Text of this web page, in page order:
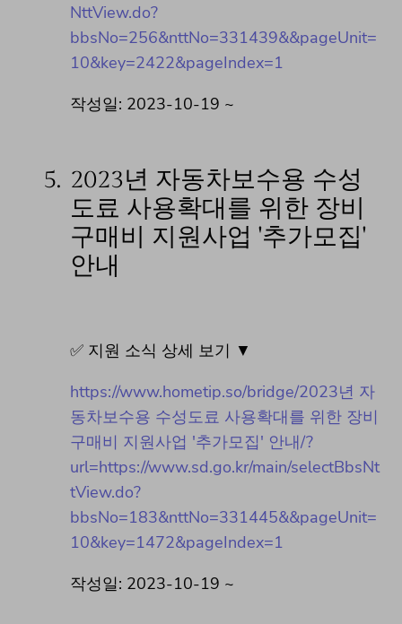
NttView.do?
bbsNo=256&nttNo=331439&&pageUnit=
10&key=2422&pageIndex=1
작성일: 2023-10-19 ~
5. 2023년 자동차보수용 수성
도료 사용확대를 위한 장비
구매비 지원사업 '추가모집'
안내
✅ 지원 소식 상세 보기 ▼
https://www.hometip.so/bridge/2023년 자
동차보수용 수성도료 사용확대를 위한 장비
구매비 지원사업 '추가모집' 안내/?
url=https://www.sd.go.kr/main/selectBbsNt
tView.do?
bbsNo=183&nttNo=331445&&pageUnit=
10&key=1472&pageIndex=1
작성일: 2023-10-19 ~